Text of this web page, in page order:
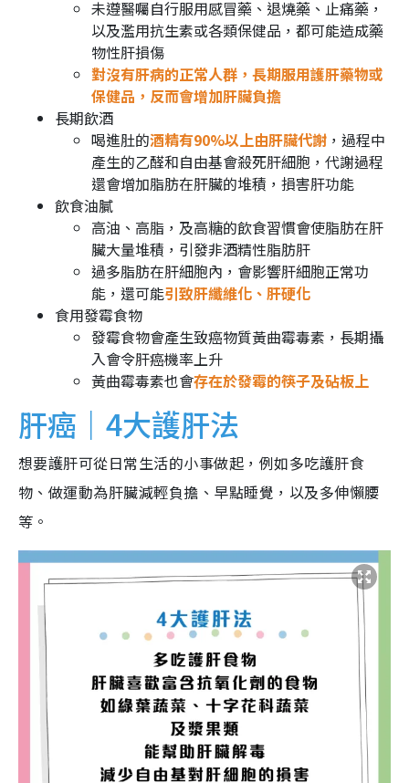
未遵醫囑自行服用感冒藥、退燒藥、止痛藥，
以及濫用抗生素或各類保健品，都可能造成藥
物性肝損傷
對沒有肝病的正常人群，長期服用護肝藥物或
保健品，反而會增加肝臟負擔
長期飲酒
喝進肚的酒精有90%以上由肝臟代謝 ，過程中
產生的乙醛和自由基會殺死肝細胞，代謝過程
還會增加脂肪在肝臟的堆積，損害肝功能
飲食油膩
高油、高脂，及高糖的飲食習慣會使脂肪在肝
臟大量堆積，引發非酒精性脂肪肝
過多脂肪在肝細胞內，會影響肝細胞正常功
能，還可能引致肝纖維化、肝硬化
食用發霉食物
發霉食物會產生致癌物質黃曲霉毒素，長期攝
入會令肝癌機率上升
黃曲霉毒素也會存在於發霉的筷子及砧板上
肝癌｜4大護肝法
想要護肝可從日常生活的小事做起，例如多吃護肝食
物、做運動為肝臟減輕負擔、早點睡覺，以及多伸懶腰
等。